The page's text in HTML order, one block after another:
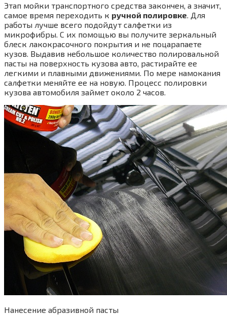
Этап мойки транспортного средства закончен, а значит,
самое время переходить к ручной полировке. Для
работы лучше всего подойдут салфетки из
микрофибры. С их помощью вы получите зеркальный
блеск лакокрасочного покрытия и не поцарапаете
кузов. Выдавив небольшое количество полировальной
пасты на поверхность кузова авто, растирайте ее
легкими и плавными движениями. По мере намокания
салфетки меняйте ее на новую. Процесс полировки
кузова автомобиля займет около 2 часов.
Нанесение абразивной пасты